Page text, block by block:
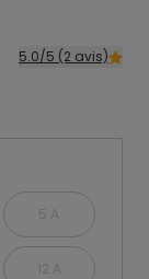
5.0/5 (2 avis)
5 A
12 A